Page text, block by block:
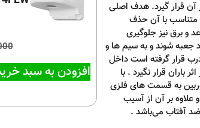
آداپتور در آن قرار گیرد. هدف اصلی
با آن حذف
و برق نیز جلوگیری
جعبه شوند و به سیم ها و
قرار گرفته است داخل
قرار نگیرد . با
به قسمت های فلزی
بر آن از آسیب
ضد آفتاب می‌باشد .
افزودن به سبد